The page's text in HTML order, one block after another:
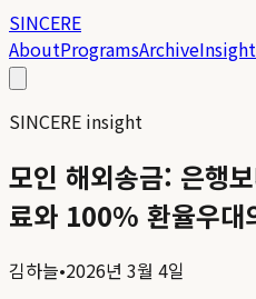
SINCERE
AboutProgramsArchive
SINCERE insight
모인 해외송금: 은행
료와 100% 환율우대
김하늘•2026년 3월 4일